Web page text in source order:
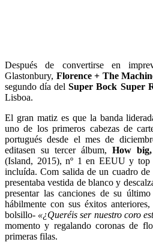
Después de convertirse en
Glastonbury, Florence + The
segundo día delSuper Bock Super
Lisboa.
El gran matiz es que la banda
uno de los primeros cabezas de
portugués desde el mes de
editasen su tercer álbum, How
(Island, 2015), nº 1 en EEUU y top
incluída. Com salida de un cuadro
presentaba vestida de blanco y
presentar las canciones de su
hábilmente con sus éxitos
bolsillo- «¿Queréis ser nuestro coro
momento y regalando coronas de
primeras filas.